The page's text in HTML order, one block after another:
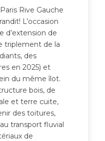
Rive Gauche
L’occasion
d’extension de
triplement de la
des
en 2025) et
du même îlot.
bois, de
et terre cuite,
des toitures,
transport fluvial
de